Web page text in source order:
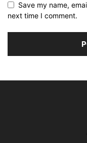
Save my name,
next time I comment.